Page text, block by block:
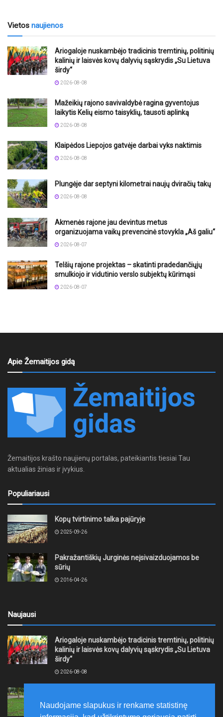
Vietos naujienos
Ariogaloje nuskambėjo tradicinis tremtinių, politinių
kalinių ir laisvės kovų dalyvių sąskrydis „Su Lietuva
širdy“
2026-08-08
Mažeikių rajono savivaldybė ragina gyventojus
laikytis Kelių eismo taisyklių, tausoti aplinką
2026-08-08
Klaipėdos Liepojos gatvėje darbai vyks naktimis
2026-08-08
Plungėje dar septyni kilometrai naujų dviračių takų
2026-08-08
Akmenės rajone jau devintus metus
organizuojama vaikų prevencinė stovykla „Aš galiu“
2026-08-07
Telšių rajone projektas – skatinti pradedančiųjų
smulkiojo ir vidutinio verslo subjektų kūrimąsi
2026-08-07
Apie Žemaitijos gidą
Žemaitijos krašto naujienų portalas, pateikiantis tiesiai Tau
aktualias žinias ir įvykius.
Populiariausi
Kopų tvirtinimo talka pajūryje
2025-09-26
Pakražantiškių Jurginės neįsivaizduojamos be
sūrių
2016-04-26
Naujausi
Ariogaloje nuskambėjo tradicinis tremtinių, politinių
kalinių ir laisvės kovų dalyvių sąskrydis „Su Lietuva
širdy“
2026-08-08
laikytis Kelių eismo taisyklių, tausoti aplinką
2026-08-08
Naudojame slapukus ir renkame statistinę